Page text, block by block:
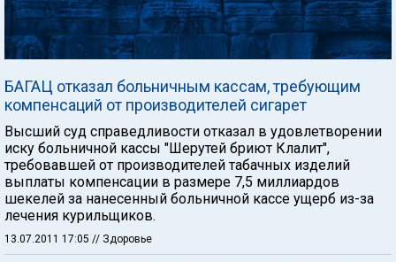
БАГАЦ отказал больничным кассам, требующим
компенсаций от производителей сигарет
Высший суд справедливости отказал в удовлетворении
иску больничной кассы "Шерутей бриют Клалит",
требовавшей от производителей табачных изделий
выплаты компенсации в размере 7,5 миллиардов
шекелей за нанесенный больничной кассе ущерб из-за
лечения курильщиков.
13.07.2011 17:05 // Здоровье